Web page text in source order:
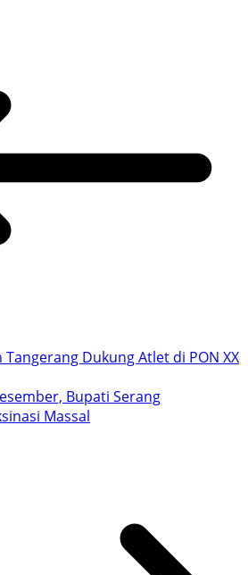
Tangerang Dukung Atlet di PON XX
Bupati Serang
Massal